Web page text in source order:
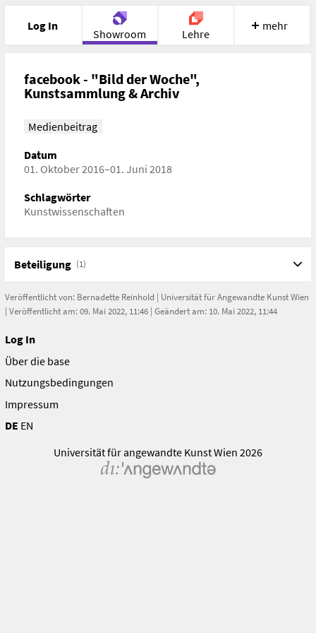
Log In
Showroom Lehre
Portfolio Image Cloud
mehr
facebook - "Bild der Woche",
Kunstsammlung & Archiv
Medienbeitrag
Datum
01. Oktober 2016–01. Juni 2018
Schlagwörter
Kunstwissenschaften
Beteiligung (1)
Veröffentlicht von: Bernadette Reinhold | Universität für Angewandte Kunst Wien
| Veröffentlicht am: 09. Mai 2022, 11:46 | Geändert am: 10. Mai 2022, 11:44
Log In
Über die base
Nutzungsbedingungen
Impressum
DE EN
Universität für angewandte Kunst Wien 2026